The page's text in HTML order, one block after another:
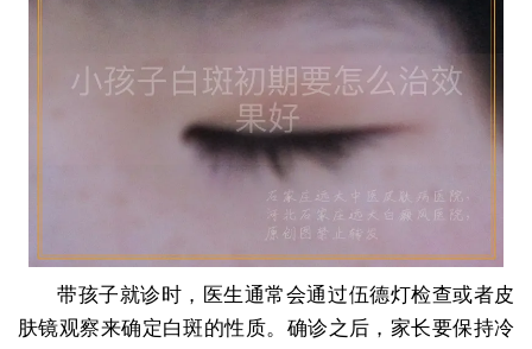
带孩子就诊时，医生通常会通过伍德灯检查或者皮
肤镜观察来确定白斑的性质。确诊之后，家长要保持冷